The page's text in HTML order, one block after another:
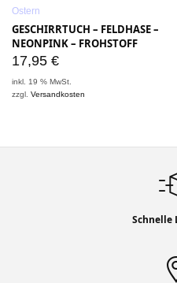
Ostern
GESCHIRRTUCH – FELDHASE –
NEONPINK – FROHSTOFF
17,95 €
inkl. 19 % MwSt.
zzgl.Versandkosten
Schnelle